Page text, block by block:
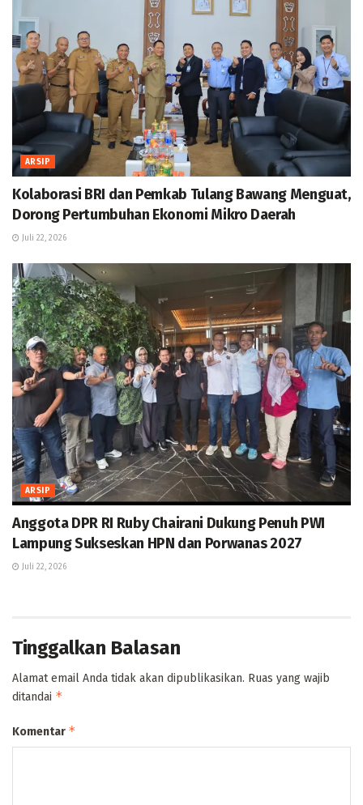
ARSIP
Kolaborasi BRI dan Pemkab Tulang Bawang Menguat,
Dorong Pertumbuhan Ekonomi Mikro Daerah
Juli 22, 2026
ARSIP
Anggota DPR RI Ruby Chairani Dukung Penuh PWI
Lampung Sukseskan HPN dan Porwanas 2027
Juli 22, 2026
Tinggalkan Balasan
Alamat email Anda tidak akan dipublikasikan. Ruas yang wajib
ditandai *
Komentar *